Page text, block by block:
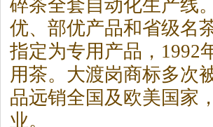
碎茶全套自动化生产线
优、部优产品和省级名
指定为专用产品，1992
用茶。大渡岗商标多次
品远销全国及欧美国家
业。